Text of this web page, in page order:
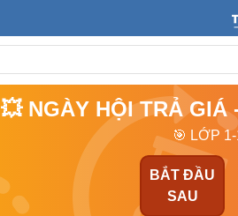
💥 NGÀY HỘI TRẢ GIÁ
🎯 LỚP
BẮT ĐẦU
SAU